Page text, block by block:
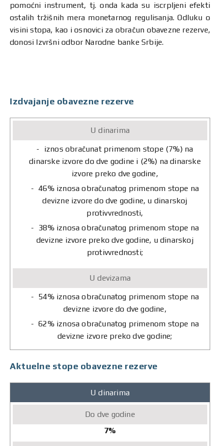
pomoćni instrument, tj. onda kada su iscrpljeni efekti
ostalih tržišnih mera monetarnog regulisanja. Odluku o
visini stopa, kao i osnovici za obračun obavezne rezerve,
donosi Izvršni odbor Narodne banke Srbije.
Izdvajanje obavezne rezerve
U
devizama
iznos obračunat primenom stope (7%) na
dinarske izvore do dve godine i (2%) na dinarske
izvore preko dve godine,
46% iznosa obračunatog primenom stope na
devizne izvore do dve godine, u dinarskoj
protivvrednosti,
38% iznosa obračunatog primenom stope na
devizne izvore preko dve godine, u dinarskoj
protivvrednosti;
54% iznosa obračunatog primenom stope na
devizne izvore do dve godine,
62% iznosa obračunatog primenom stope na
devizne izvore preko dve godine;
Aktuelne stope obavezne rezerve
Do
godine
U dinarima
7%